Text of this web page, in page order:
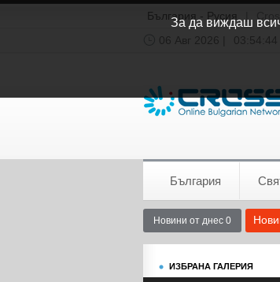
България - Русия
06 Авг 2026 |
03:54:44
България
Новини от днес 0
ИЗБРАНА ГАЛЕРИЯ
За да виждаш